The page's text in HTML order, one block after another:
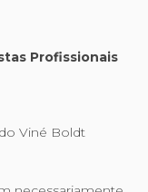
Profissionais
Viné Boldt